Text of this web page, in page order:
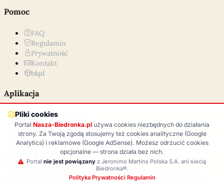
Pomoc
FAQ
Regulamin
Prywatność
Kontakt
błąd
Aplikacja
Wersja PWA już wkrótce!
Google Play (wkrótce) App Store (wkrótce)
Nasza-Biedronka.pl· Wszelkie prawa
zastrzeżone.
Pliki cookies
Portal Nasza-Biedronka.pl używa cookies niezbędnych do działania
strony. Za Twoją zgodą stosujemy też cookies analityczne (Google
Analytics) i reklamowe (Google AdSense). Możesz odrzucić cookies
opcjonalne — strona działa bez nich.
Portal nie jest powiązanyz Jeronimo Martins Polska S.A. ani siecią
Biedronka®.
Polityka Prywatności· Regulamin